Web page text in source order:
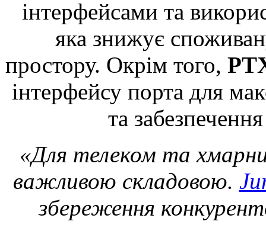
інтерфейсами та
яка знижує
простору. Окрім того,
інтерфейсу порта для
та
«Для телеком та
важливою складовою.
збереження